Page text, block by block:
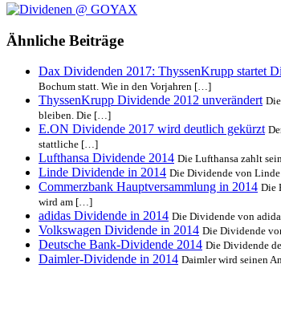
Ähnliche Beiträge
Dax Dividenden 2017: ThyssenKrupp startet
Bochum statt. Wie in den Vorjahren […]
ThyssenKrupp Dividende 2012 unverändert
bleiben. Die […]
E.ON Dividende 2017 wird deutlich gekürzt
stattliche […]
Lufthansa Dividende 2014 Die Lufthansa zahlt
Linde Dividende in 2014 Die Dividende von
Commerzbank Hauptversammlung in 2014 Die
wird am […]
adidas Dividende in 2014 Die Dividende von
Volkswagen Dividende in 2014 Die Dividende
Deutsche Bank-Dividende 2014 Die Dividende
Daimler-Dividende in 2014 Daimler wird seinen